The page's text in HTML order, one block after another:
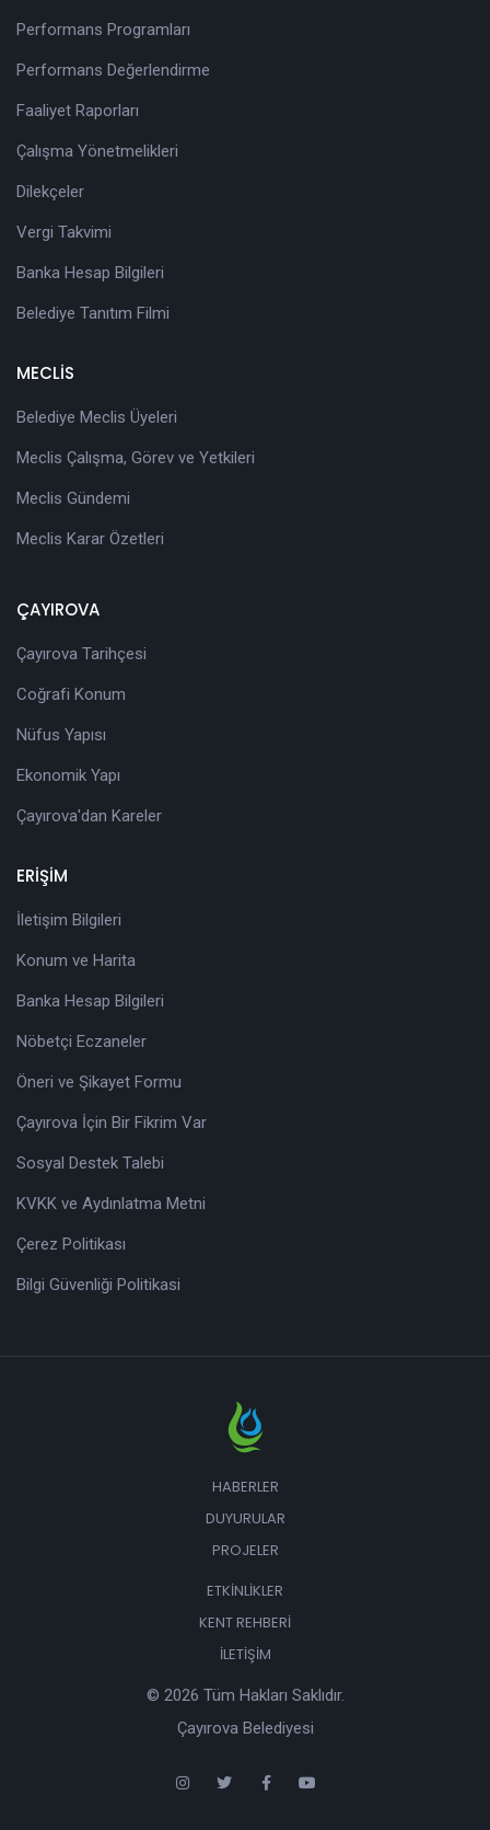
Performans Programları
Performans Değerlendirme
Faaliyet Raporları
Çalışma Yönetmelikleri
Dilekçeler
Vergi Takvimi
Banka Hesap Bilgileri
Belediye Tanıtım Filmi
MECLİS
Belediye Meclis Üyeleri
Meclis Çalışma, Görev ve Yetkileri
Meclis Gündemi
Meclis Karar Özetleri
ÇAYIROVA
Çayırova Tarihçesi
Coğrafi Konum
Nüfus Yapısı
Ekonomik Yapı
Çayırova'dan Kareler
ERİŞİM
İletişim Bilgileri
Konum ve Harita
Banka Hesap Bilgileri
Nöbetçi Eczaneler
Öneri ve Şikayet Formu
Çayırova İçin Bir Fikrim Var
Sosyal Destek Talebi
KVKK ve Aydınlatma Metni
Çerez Politikası
Bilgi Güvenliği Politikasi
HABERLER
DUYURULAR
PROJELER
ETKINLIKLER
KENT REHBERI
İLETIŞIM
© 2026 Tüm Hakları Saklıdır.
Çayırova Belediyesi